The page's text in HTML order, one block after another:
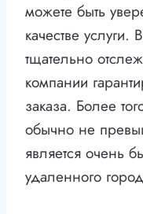
можете быть
качестве услуги.
тщательно
компании
заказа. Более
обычно не
является очень
удаленного